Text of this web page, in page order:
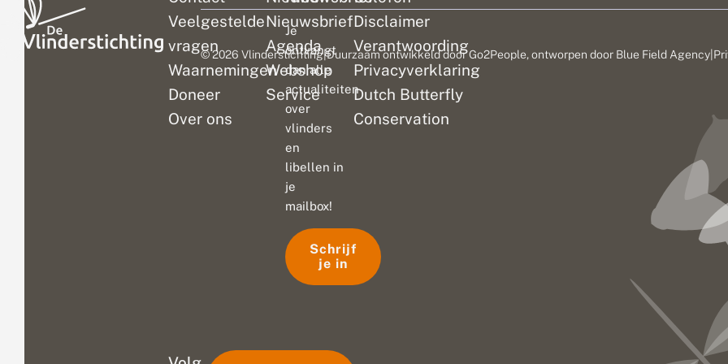
Veelgestelde
vragen
Waarnemingen
Doneer
Over ons
Nieuwsbrief
Agenda
Webshop
Service
Disclaimer
Verantwoording
Privacyverklaring
Dutch Butterfly
Conservation
Je
ontvangt
dan alle
actualiteiten
over
vlinders
en
libellen in
je
mailbox!
Schrijf
je in
© 2026 Vlinderstichting|Duurzaam ontwikkeld doorGo2People, ontworpen door Blue Field Agency